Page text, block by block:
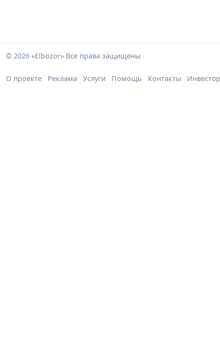
© 2026 «Elbozor» Все права защищены
О проекте Реклама Услуги Помощь Контакты